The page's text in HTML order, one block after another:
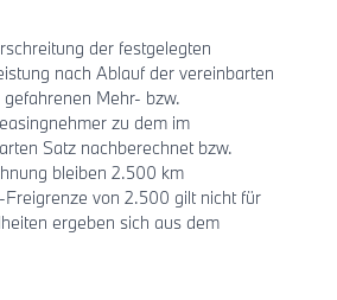
der festgelegten
nach Ablauf der vereinbarten
Mehr- bzw.
zu dem im
Satz nachberechnet bzw.
bleiben 2.500 km
von 2.500 gilt nicht für
ergeben sich aus dem